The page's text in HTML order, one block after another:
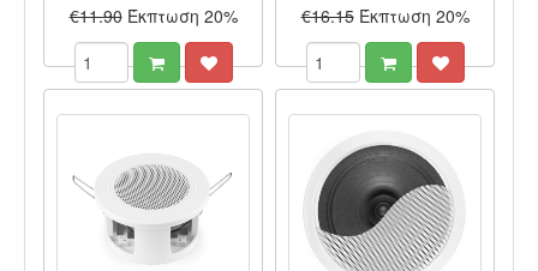
€11.90 Έκπτωση 20% €16.15 Έκπτωση 20%